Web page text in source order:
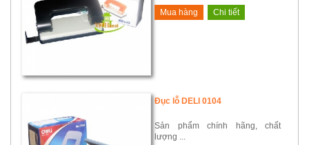
Mua hàng
Chi tiết
Đục lỗ DELI 0104
Sản phẩm chính hãng, chất
lượng ...